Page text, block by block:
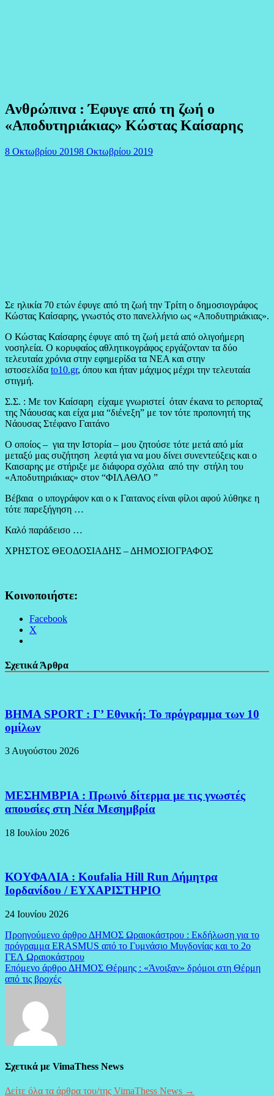
Aνθρώπινα : Έφυγε από τη ζωή ο
«Αποδυτηριάκιας» Κώστας Καίσαρης
8 Οκτωβρίου 20198 Οκτωβρίου 2019
Σε ηλικία 70 ετών έφυγε από τη ζωή την Τρίτη ο δημοσιογράφος
Κώστας Καίσαρης, γνωστός στο πανελλήνιο ως «Αποδυτηριάκιας».
Ο Κώστας Καίσαρης έφυγε από τη ζωή μετά από ολιγοήμερη
νοσηλεία. Ο κορυφαίος αθλητικογράφος εργάζονταν τα δύο
τελευταία χρόνια στην εφημερίδα τα ΝΕΑ και στην
ιστοσελίδα to10.gr, όπου και ήταν μάχιμος μέχρι την τελευταία
στιγμή.
Σ.Σ. : Με τον Καίσαρη είχαμε γνωριστεί όταν έκανα το ρεπορταζ
της Νάουσας και είχα μια “διένεξη” με τον τότε προπονητή της
Νάουσας Στέφανο Γαιτάνο
Ο οποίος – για την Ιστορία – μου ζητούσε τότε μετά από μία
μεταξύ μας συζήτηση λεφτά για να μου δίνει συνεντεύξεις και ο
Καισαρης με στήριξε με διάφορα σχόλια από την στήλη του
«Αποδυτηριάκιας» στον “ΦΙΛΑΘΛΟ ”
Βέβαια ο υπογράφον και ο κ Γαιτανος είναι φίλοι αφού λύθηκε η
τότε παρεξήγηση …
Καλό παράδεισο …
ΧΡΗΣΤΟΣ ΘΕΟΔΟΣΙΑΔΗΣ – ΔΗΜΟΣΙΟΓΡΑΦΟΣ
Κοινοποιήστε:
Facebook
X
Σχετικά Άρθρα
BHMA SPORT : Γ’ Εθνική: Το πρόγραμμα των 10
ομίλων
3 Αυγούστου 2026
ΜΕΣΗΜΒΡΙΑ : Πρωινό δίτερμα με τις γνωστές
απουσίες στη Νέα Μεσημβρία
18 Ιουλίου 2026
ΚΟΥΦΑΛΙΑ : Koufalia Hill Run Δήμητρα
Ιορδανίδου / ΕΥΧΑΡΙΣΤΗΡΙΟ
24 Ιουνίου 2026
Πλοήγηση
άρθρων
Προηγούμενο άρθρο ΔΗΜΟΣ Ωραιοκάστρου : Εκδήλωση για το
πρόγραμμα ERASMUS από το Γυμνάσιο Μυγδονίας και το 2ο
ΓΕΛ Ωραιοκάστρου
Επόμενο άρθρο ΔΗΜΟΣ Θέρμης : «Άνοιξαν» δρόμοι στη Θέρμη
από τις βροχές
Σχετικά με VimaThess News
Δείτε όλα τα άρθρα του/της VimaThess News →